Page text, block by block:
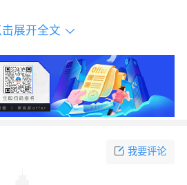
击展开全文
我要评论